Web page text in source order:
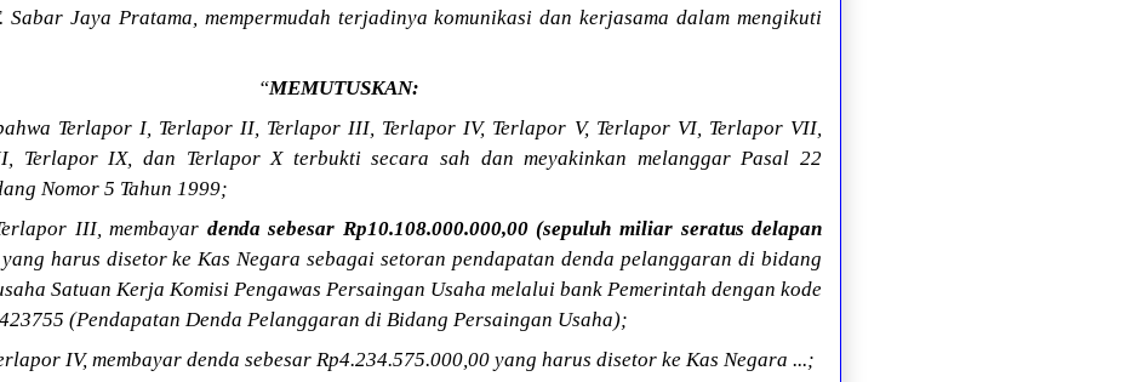
Sabar Jaya Pratama, mempermudah terjadinya komunikasi dan kerjasama dalam mengikuti
“MEMUTUSKAN:
Terlapor I, Terlapor II, Terlapor III, Terlapor IV, Terlapor V, Terlapor VI, Terlapor VII,
Terlapor IX, dan Terlapor X terbukti secara sah dan meyakinkan melanggar Pasal 22
Nomor 5 Tahun 1999;
III, membayar denda sebesar Rp10.108.000.000,00 (sepuluh miliar seratus delapan
yang harus disetor ke Kas Negara sebagai setoran pendapatan denda pelanggaran di bidang
Satuan Kerja Komisi Pengawas Persaingan Usaha melalui bank Pemerintah dengan kode
(Pendapatan Denda Pelanggaran di Bidang Persaingan Usaha);
IV, membayar denda sebesar Rp4.234.575.000,00 yang harus disetor ke Kas Negara ...;